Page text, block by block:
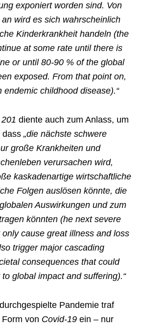
exponiert worden sind. Von
wird es sich wahrscheinlich
Kinderkrankheit handeln (the
at some rate until there is
or until 80-90 % of the global
exposed. From that point on,
endemic childhood disease).“
diente auch zum Anlass, um
dass „die nächste schwere
große Krankheiten und
verursachen wird,
kaskadenartige wirtschaftliche
Folgen auslösen könnte, die
Auswirkungen und zum
könnten (he next severe
cause great illness and loss
trigger major cascading
consequences that could
global impact and suffering).“
durchgespielte Pandemie traf
von Covid-19 ein – nur